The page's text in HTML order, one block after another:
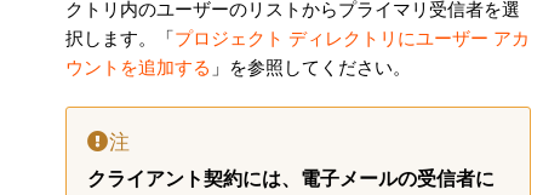
クトリ内のユーザーのリストからプライマリ受信者を選
択します。「プロジェクト ディレクトリにユーザー アカ
ウントを追加する 」を参照してください。
注
クライアント契約には、電子メールの受信者に